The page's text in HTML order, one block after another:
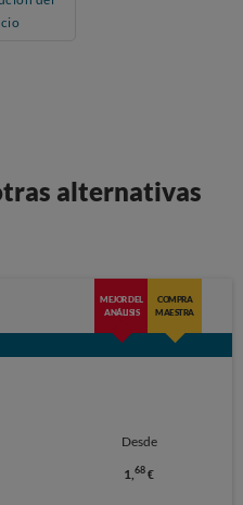
alternativas
MEJOR DEL
ANÁLISIS
COMPRA
MAESTRA
Desde
1,68 €